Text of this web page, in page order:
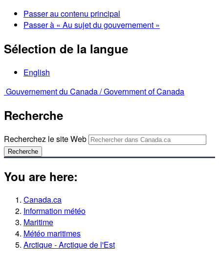
Passer au contenu principal
Passer à « Au sujet du gouvernement »
Sélection de la langue
English
Gouvernement du Canada /Government of Canada
Recherche
Recherchez le site Web
Recherche
You are here:
Canada.ca
Information météo
Maritime
Météo maritimes
Arctique - Arctique de l'Est